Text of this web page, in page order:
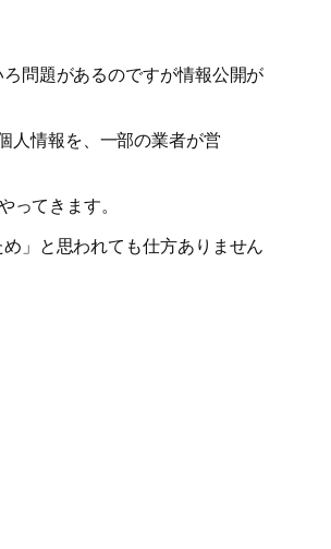
問題があるのですが情報公開が
人情報を、一部の業者が営
てきます。
」と思われても仕方ありません